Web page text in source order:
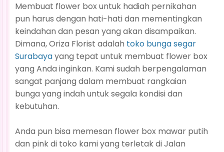
Membuat flower box untuk hadiah pernikahan
pun harus dengan hati-hati dan mementingkan
keindahan dan pesan yang akan disampaikan.
Dimana, Oriza Florist adalah toko bunga segar
Surabayayang tepat untuk membuat flower box
yang Anda inginkan. Kami sudah berpengalaman
sangat panjang dalam membuat rangkaian
bunga yang indah untuk segala kondisi dan
kebutuhan.
Anda pun bisa memesan flower box mawar putih
dan pink di toko kami yang terletak di Jalan